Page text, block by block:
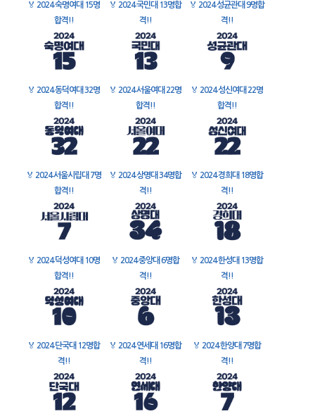
🏅 2024 숙명여대 15명
합격!!
🏅 2024 국민대 13명합
격!!
🏅 2024 성균관대 9명합
격!!
🏅 2024 동덕여대 32명
합격!!
🏅 2024 서울여대 22명
합격!!
🏅 2024 성신여대 22명
합격!!
🏅 2024 서울시립대 7명
합격!!
🏅 2024 상명대 34명합
격!!
🏅 2024 경희대 18명합
격!!
🏅 2024 덕성여대 10명
합격!!
🏅 2024 중앙대 6명합
격!!
🏅 2024 한성대 13명합
격!!
🏅 2024 단국대 12명합
격!!
🏅 2024 연세대 16명합
격!!
🏅 2024 한양대 7명합
격!!